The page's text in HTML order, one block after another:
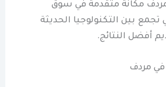
مكانة متقدمة في سوق
تجمع بين التكنولوجيا الحديثة
أفضل النتائج.
في مردف